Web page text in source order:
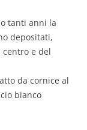
tanti anni la
depositati,
centro e del
da cornice al
bianco